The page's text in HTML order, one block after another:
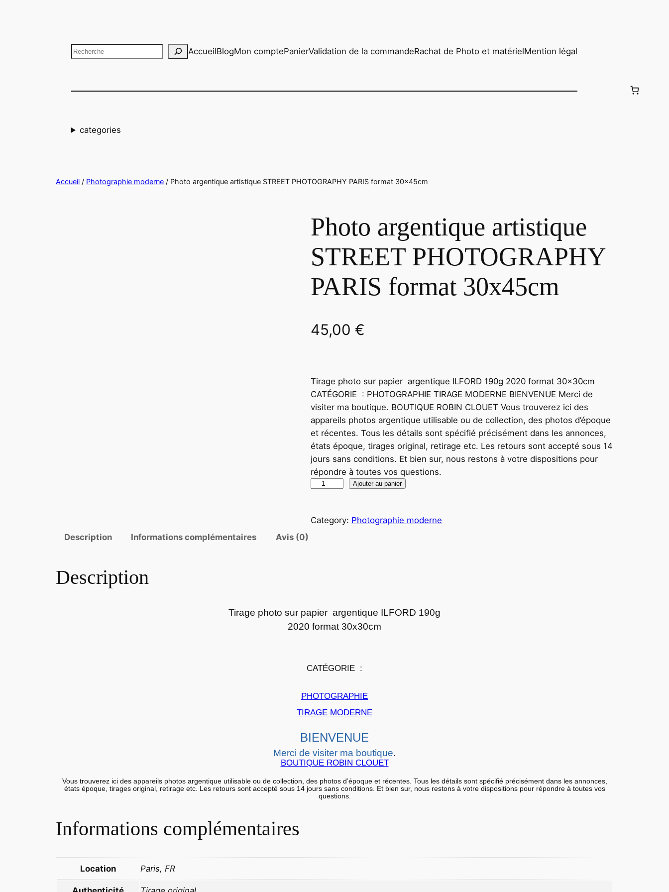
Recherche
AccueilBlogMon comptePanierValidation de la commandeRachat de Photo et matérielMention légal
categories
Accueil / Photographie moderne / Photo argentique artistique STREET PHOTOGRAPHY PARIS format 30x45cm
Photo argentique artistique
STREET PHOTOGRAPHY
PARIS format 30x45cm
45,00 €
Tirage photo sur papier argentique ILFORD 190g 2020 format 30x30cm
CATÉGORIE : PHOTOGRAPHIE TIRAGE MODERNE BIENVENUE Merci de
visiter ma boutique. BOUTIQUE ROBIN CLOUET Vous trouverez ici des
appareils photos argentique utilisable ou de collection, des photos d’époque
et récentes. Tous les détails sont spécifié précisément dans les annonces,
états époque, tirages original, retirage etc. Les retours sont accepté sous 14
jours sans conditions. Et bien sur, nous restons à votre dispositions pour
répondre à toutes vos questions.
n
P
h
o
r
e
t
q
u
s
Ajouter au panier
Category: Photographie moderne
Description
Informations complémentaires Avis (0)
Description
Tirage photo sur papier argentique ILFORD 190g
2020 format 30x30cm
CATÉGORIE :
PHOTOGRAPHIE
TIRAGE MODERNE
BIENVENUE
Merci de visiter ma boutique.
BOUTIQUE ROBIN CLOUET
Vous trouverez ici des appareils photos argentique utilisable ou de collection, des photos d’époque et récentes. Tous les détails sont spécifié précisément dans les annonces,
états époque, tirages original, retirage etc. Les retours sont accepté sous 14 jours sans conditions. Et bien sur, nous restons à votre dispositions pour répondre à toutes vos
questions.
Informations complémentaires
Location Paris, FR